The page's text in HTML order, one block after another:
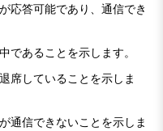
応答可能であり、通信でき
であることを示します。
席していることを示しま
通信できないことを示しま